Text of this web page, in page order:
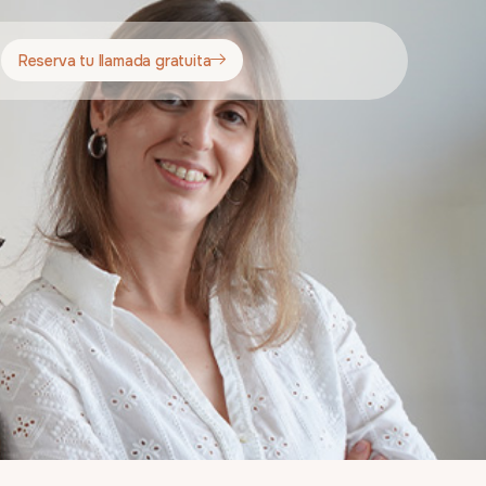
Reserva tu llamada gratuita